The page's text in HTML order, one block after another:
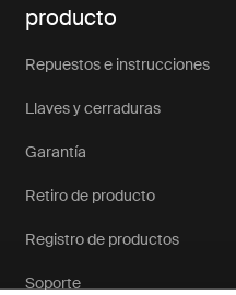
producto
Repuestos e instrucciones
Llaves y cerraduras
Garantía
Retiro de producto
Registro de productos
Soporte